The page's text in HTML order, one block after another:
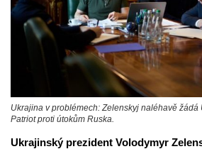
Ukrajina v problémech: Zelenskyj naléhavě žádá
Patriot proti útokům Ruska.
Ukrajinský prezident Volodymyr